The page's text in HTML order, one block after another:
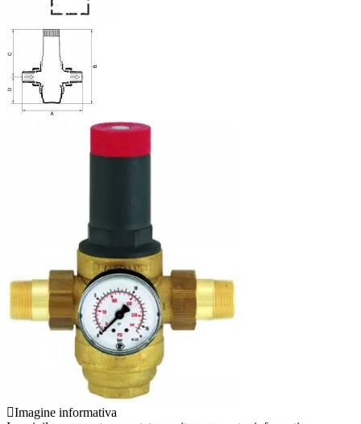
Imagine informativa